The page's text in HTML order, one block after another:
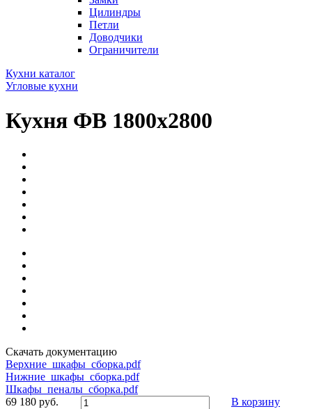
Цилиндры
Петли
Доводчики
Ограничители
Кухни каталог
Угловые кухни
Кухня ФВ 1800х2800
Скачать документацию
Верхние_шкафы_сборка.pdf
Нижние_шкафы_сборка.pdf
Шкафы_пеналы_сборка.pdf
69 180 руб.
В корзину